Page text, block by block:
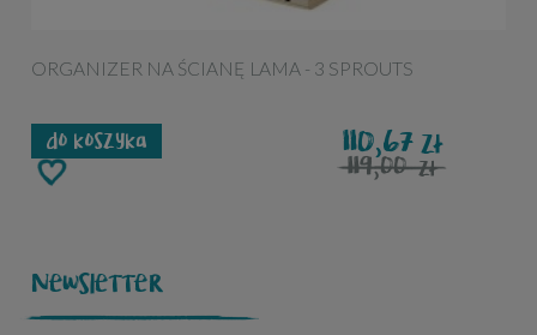
ORGANIZER NA ŚCIANĘ LAMA - 3 SPROUTS
110,67zł
119,00zł
do koszyka
Newsletter